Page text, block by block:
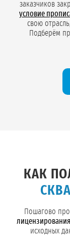
заказчиков
условие
свою
Подберём
КАК
Пошагово
исходных